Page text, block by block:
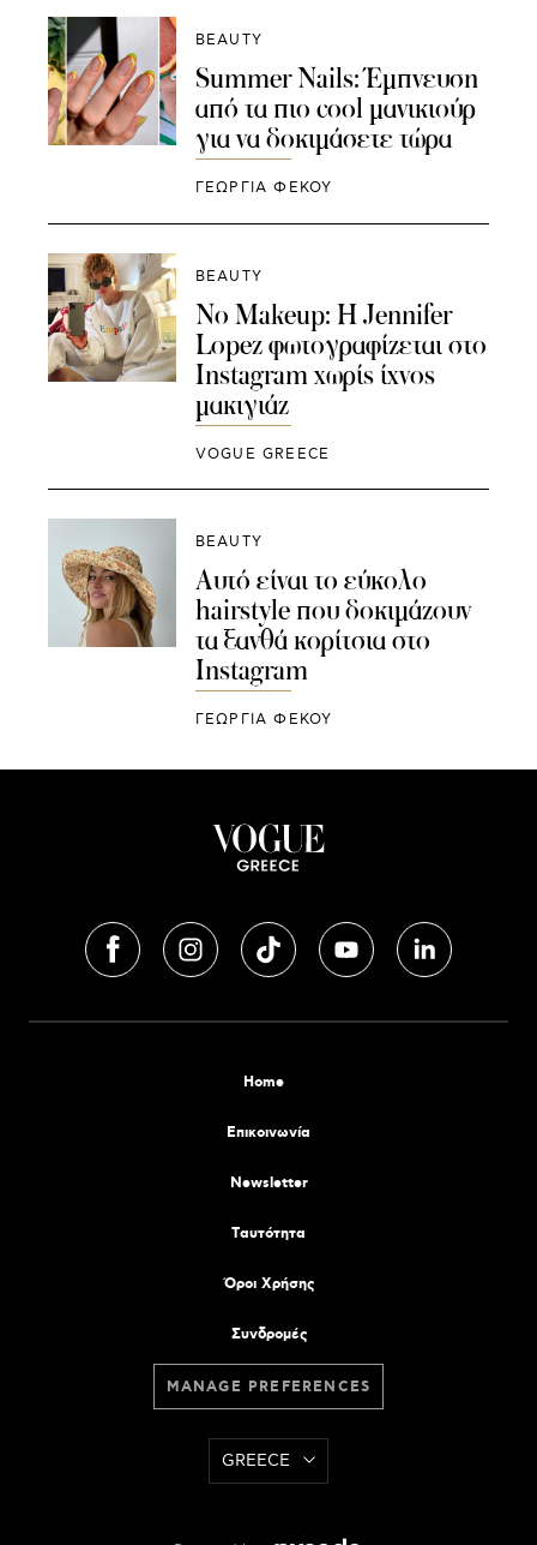
BEAUTY
Summer Nails: Έμπνευση
από τα πιο cool μανικιούρ
για να δοκιμάσετε τώρα
ΓΕΩΡΓΙΑ ΦΕΚΟΥ
BEAUTY
No Makeup: H Jennifer
Lopez φωτογραφίζεται στο
Instagram χωρίς ίχνος
μακιγιάζ
VOGUE GREECE
BEAUTY
Αυτό είναι το εύκολο
hairstyle που δοκιμάζουν
τα ξανθά κορίτσια στο
Instagram
ΓΕΩΡΓΙΑ ΦΕΚΟΥ
Home
Επικοινωνία
Newsletter
Tαυτότητα
Όροι Χρήσης
Συνδρομές
MANAGE PREFERENCES
GREECE